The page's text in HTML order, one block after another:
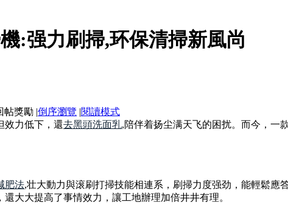
:强力刷掃,环保清掃新風尚
|倒序瀏覽 |閱讀模式
效力低下，還去黑頭洗面乳,陪伴着扬尘满天飞的困扰。而今，一
肥法,壮大動力與滚刷打掃技能相連系，刷掃力度强劲，能輕鬆應
大大提高了事情效力，讓工地辦理加倍井井有理。